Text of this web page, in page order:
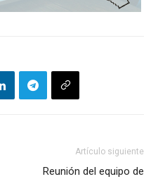
Artículo siguiente
Reunión del equipo de